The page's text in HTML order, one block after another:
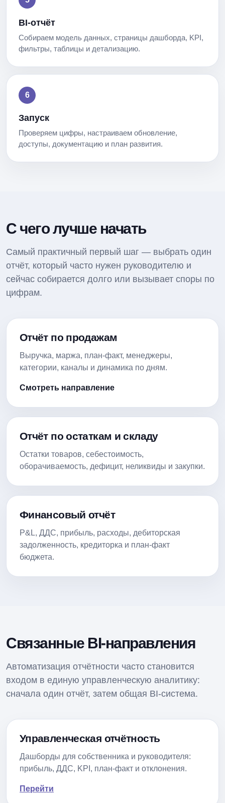
BI-отчёт
Собираем модель данных, страницы дашборда, KPI,
фильтры, таблицы и детализацию.
Запуск
Проверяем цифры, настраиваем обновление,
доступы, документацию и план развития.
С чего лучше начать
Самый практичный первый шаг — выбрать один
отчёт, который часто нужен руководителю и
сейчас собирается долго или вызывает споры по
цифрам.
Отчёт по продажам
Выручка, маржа, план-факт, менеджеры,
категории, каналы и динамика по дням.
Смотреть направление
Отчёт по остаткам и складу
Остатки товаров, себестоимость,
оборачиваемость, дефицит, неликвиды и закупки.
Финансовый отчёт
P&L, ДДС, прибыль, расходы, дебиторская
задолженность, кредиторка и план-факт
бюджета.
Связанные BI-направления
Автоматизация отчётности часто становится
входом в единую управленческую аналитику:
сначала один отчёт, затем общая BI-система.
Управленческая отчётность
Дашборды для собственника и руководителя:
прибыль, ДДС, KPI, план-факт и отклонения.
Перейти